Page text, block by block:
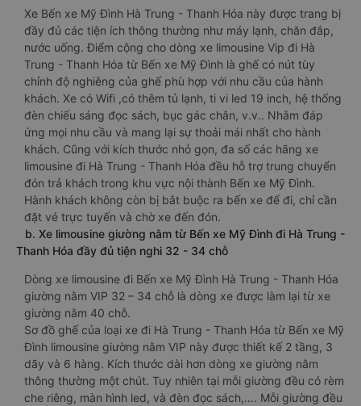
Xe Bến xe Mỹ Đình Hà Trung - Thanh Hóa này được trang bị
đầy đủ các tiện ích thông thường như máy lạnh, chăn đắp,
nước uống. Điểm cộng cho dòng xe limousine Vip đi Hà
Trung - Thanh Hóa từ Bến xe Mỹ Đình là ghế có nút tùy
chỉnh độ nghiêng của ghế phù hợp với nhu cầu của hành
khách. Xe có Wifi ,có thêm tủ lạnh, ti vi led 19 inch, hệ thống
đèn chiếu sáng đọc sách, bục gác chân, v.v.. Nhằm đáp
ứng mọi nhu cầu và mang lại sự thoải mái nhất cho hành
khách. Cũng với kích thước nhỏ gọn, đa số các hãng xe
limousine đi Hà Trung - Thanh Hóa đều hỗ trợ trung chuyển
đón trả khách trong khu vực nội thành Bến xe Mỹ Đình.
Hành khách không còn bị bắt buộc ra bến xe để đi, chỉ cần
đặt vé trực tuyến và chờ xe đến đón.
b. Xe limousine giường nằm từ Bến xe Mỹ Đình đi Hà Trung -
Thanh Hóa đầy đủ tiện nghi 32 - 34 chỗ
Dòng xe limousine đi Bến xe Mỹ Đình Hà Trung - Thanh Hóa
giường nằm VIP 32 – 34 chỗ là dòng xe được làm lại từ xe
giường nằm 40 chỗ.
Sơ đồ ghế của loại xe đi Hà Trung - Thanh Hóa từ Bến xe Mỹ
Đình limousine giường nằm VIP này được thiết kế 2 tầng, 3
dãy và 6 hàng. Kích thước dài hơn dòng xe giường nằm
thông thường một chút. Tuy nhiên tại mỗi giường đều có rèm
che riêng, màn hình led, và đèn đọc sách,…. Mỗi giường đều